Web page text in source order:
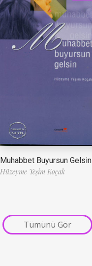
Muhabbet Buyursun Gelsin
Hüzeyme Yeşim Koçak
Tümünü Gör